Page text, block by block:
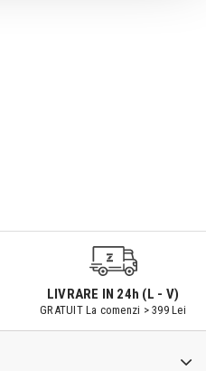
LIVRARE IN 24h (L - V)
GRATUIT La comenzi > 399 Lei